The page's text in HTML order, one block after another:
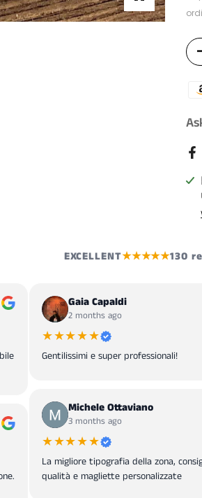
EXCELLENT★★★★★130
Gaia Capaldi
2 months ago
★★★★★
Gentilissimi e super professionali!
Michele Ottaviano
3 months ago
★★★★★
La migliore tipografia della zona,
qualità e magliette personalizzate